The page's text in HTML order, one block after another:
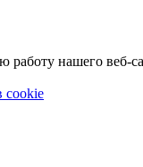
нашего веб-
cookie